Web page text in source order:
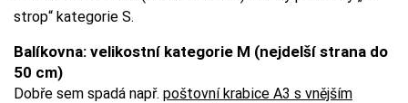
strop“ kategorie S.
Balíkovna: velikostní kategorie M (nejdelší strana do
50 cm)
Dobře sem spadá např. poštovní krabice A3 s vnějším